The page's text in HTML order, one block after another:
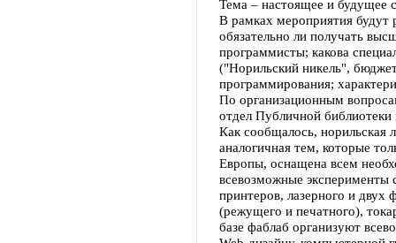
Тема – настоящее и будущее
В рамках мероприятия
обязательно ли получать
программисты; какова
("Норильский никель",
программирования;
По организационным
отдел Публичной
Как сообщалось, норильская
аналогичная тем, которые
Европы, оснащена всем
всевозможные
принтеров, лазерного и двух
(режущего и печатного),
базе фаблаб организуют